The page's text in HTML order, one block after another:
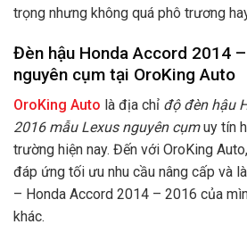
trọng nhưng không quá phô trương
Đèn hậu Honda Accord 2014
nguyên cụm tại OroKing Auto
OroKing Auto là địa chỉ độ đèn hậu
2016 mẫu Lexus nguyên cụmuy tín
trường hiện nay. Đến với OroKing
đáp ứng tối ưu nhu cầu nâng cấp và
– Honda Accord 2014 – 2016 của
khác.